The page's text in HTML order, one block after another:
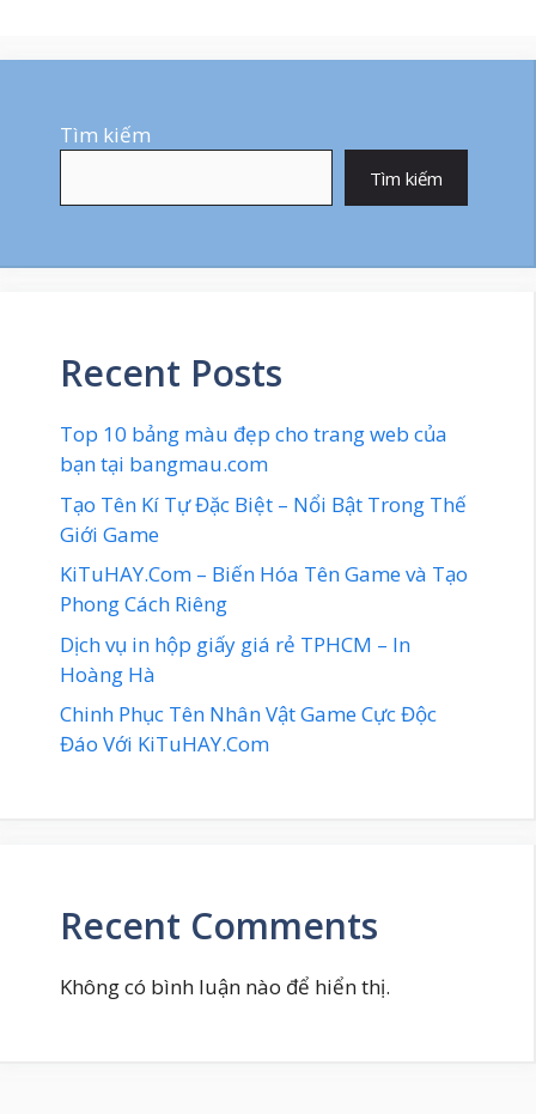
Tìm kiếm
Tìm kiếm
Recent Posts
Top 10 bảng màu đẹp cho trang web của
bạn tại bangmau.com
Tạo Tên Kí Tự Đặc Biệt – Nổi Bật Trong Thế
Giới Game
KiTuHAY.Com – Biến Hóa Tên Game và Tạo
Phong Cách Riêng
Dịch vụ in hộp giấy giá rẻ TPHCM – In
Hoàng Hà
Chinh Phục Tên Nhân Vật Game Cực Độc
Đáo Với KiTuHAY.Com
Recent Comments
Không có bình luận nào để hiển thị.